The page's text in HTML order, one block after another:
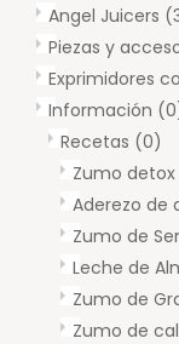
Angel Juicers
Piezas y
Exprimidores
Información
Recetas (0)
Zumo detox
Aderezo de
Zumo de
Leche de
Zumo de
Zumo de